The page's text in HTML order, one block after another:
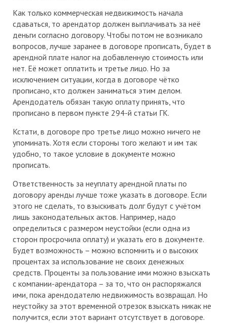
Как только коммерческая недвижимость начала
сдаваться, то арендатор должен выплачивать за неё
деньги согласно договору. Чтобы потом не возникало
вопросов, лучше заранее в договоре прописать, будет в
арендной плате налог на добавленную стоимость или
нет. Её может оплатить и третье лицо. Но за
исключением ситуации, когда в договоре чётко
прописано, кто должен заниматься этим делом.
Арендодатель обязан такую оплату принять, что
прописано в первом пункте 294-й статьи ГК.
Кстати, в договоре про третье лицо можно ничего не
упоминать. Хотя если стороны того желают и им так
удобно, то такое условие в документе можно
прописать.
Ответственность за неуплату арендной платы по
договору аренды лучше тоже указать в договоре. Если
этого не сделать, то взыскивать долг будут с учётом
лишь законодательных актов. Например, надо
определиться с размером неустойки (если одна из
сторон просрочила оплату) и указать его в документе.
Будет возможность – можно вспомнить и о высоких
процентах за использование не своих денежных
средств. Проценты за пользование ими можно взыскать
с компании-арендатора – за то, что он распоряжался
ими, пока арендодателю недвижимость возвращал. Но
неустойку за этот временной отрезок взыскать никак не
получится, если этот вариант отсутствует в договоре.